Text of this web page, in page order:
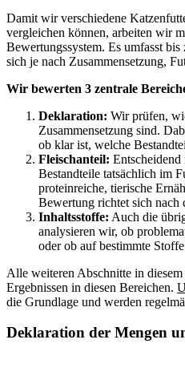
Damit wir verschiedene
vergleichen können, arbeiten wir
Bewertungssystem. Es umfasst bis
sich je nach Zusammensetzung,
Wir bewerten 3 zentrale
Deklaration: Wir prüfen,
Zusammensetzung sind.
ob klar ist, welche
Fleischanteil:
Bestandteile tatsächlich im
proteinreiche, tierische
Bewertung richtet sich nach
Inhaltsstoffe: Auch die
analysieren wir, ob
oder ob auf bestimmte
Alle weiteren Abschnitte in
Ergebnissen in diesen Bereichen.
die Grundlage und werden
Deklaration der Mengen